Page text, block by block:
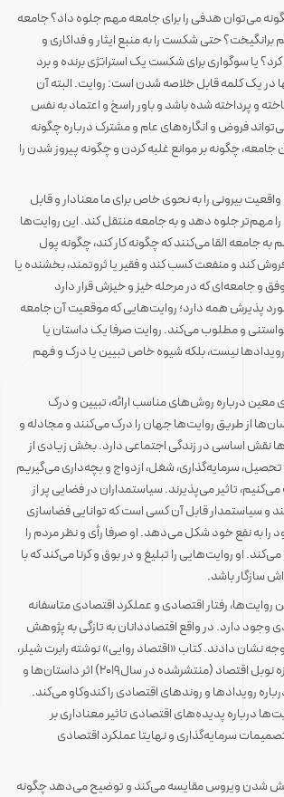
می‌توان هدفی را برای جامعه مهم جلوه داد؟ جامعه
حتی شکست را به منبع ایثار و فداکاری و
یا سوگواری برای شکست یک استراتژی برنده و برد
در یک کلمه قابل خلاصه شدن است: روایت. البته آن
و پرداخته شده باشد و باور راسخ و اعتماد به نفس
فروض و انگاره‌های عام و مشترک درباره چگونه
جامعه، چگونه بر موانع غلبه کردن و چگونه پیروز شدن را
بیرونی را به نحوی خاص برای ما معنادار و قابل
مهم‌تر جلوه دهد و به جامعه منتقل کند. این روایت‌ها
جامعه القا می‌کنند که چگونه کار کند، چگونه پول
کند و منفعت کسب کند و فقیر یا ثروتمند، بخشنده یا
و جامعه‌ای که در مرحله خیز و خیزش قرار دارد
پذیرش همه دارد؛ روایت‌هایی که موقعیت آن جامعه
و مطلوب می‌کند. روایت صرفا یک داستان یا
نیست، بلکه شیوه خاص تبیین یا درک و فهم
معین درباره روش‌های مناسب ارائه، تبیین و درک
از طریق روایت‌ها جهان را درک می‌کنند و مجادله و
نقش اساسی در زندگی اجتماعی دارد. بخش زیادی از
تحصیل، سرمایه‌گذاری، شغل، ازدواج و بچه‌داری می‌گیریم
تاثیر می‌پذیرند. سیاستمداران در فضایی پر از
و سیاستمدار قابل آن کسی است که توانایی فضاسازی
را به نفع خود شکل می‌دهد. او صرفا رأی و نظر مردم را
او روایت‌هایی را تبلیغ و در بوق و کرنا می‌کند که با
سازگار باشد.
روایت‌ها، رفتار اقتصادی و عملکرد اقتصادی متاسفانه
دارد. در واقع اقتصاددانان به‌ تازگی به پژوهش
نشان دادند. کتاب «اقتصاد روایی» نوشته رابرت شیلر،
اقتصاددان و برنده جایزه نوبل اقتصاد (منتشرشده در سال۲۰۱۹) اثر داستان‌ها و
رویدادها و روندهای اقتصادی را کندوکاو می‌کند.
درباره پدیده‌های اقتصادی تاثیر معناداری بر
سرمایه‌گذاری و نهایتا عملکرد اقتصادی
پخش شدن ویروس مقایسه می‌کند و توضیح می‌دهد چگونه